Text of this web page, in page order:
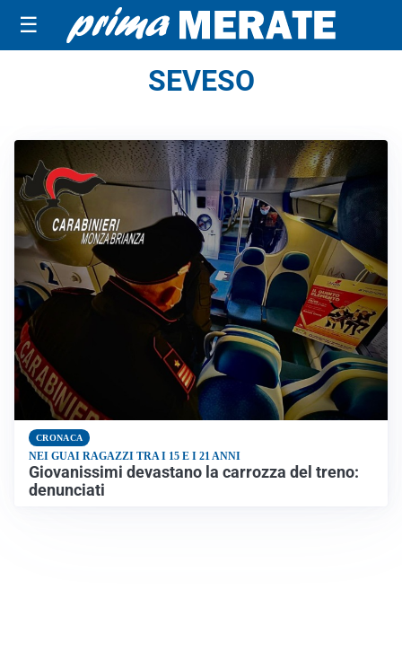
☰
SEVESO
CRONACA
NEI GUAI RAGAZZI TRA I 15 E I 21 ANNI
Giovanissimi devastano la carrozza del treno:
denunciati